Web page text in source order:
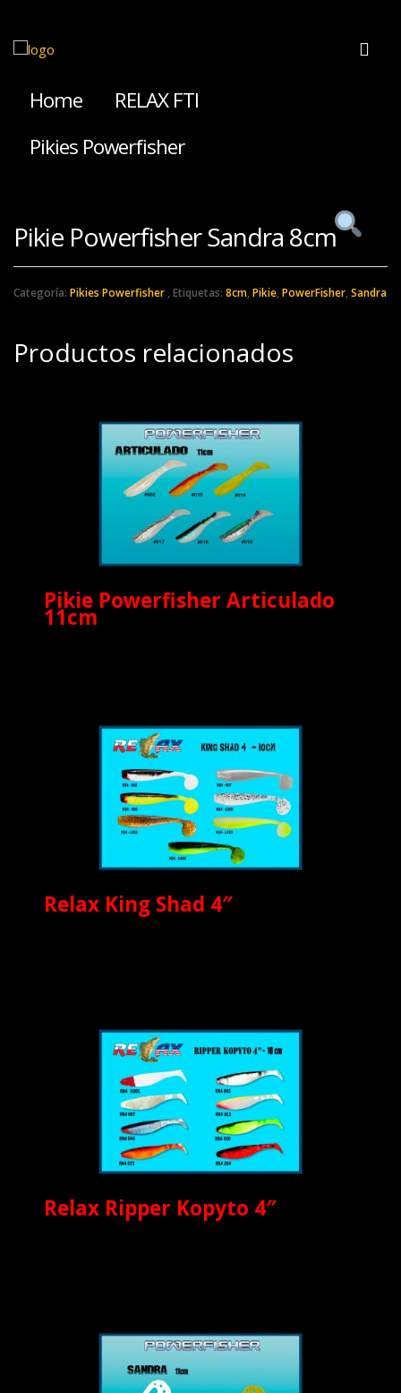
Home
RELAX FTI
Pikies Powerfisher
Pikie Powerfisher Sandra 8cm
Categoría: Pikies Powerfisher Etiquetas: 8cm,Pikie,PowerFisher,Sandra
Productos relacionados
Pikie Powerfisher Articulado
11cm
Relax King Shad 4″
Relax Ripper Kopyto 4″